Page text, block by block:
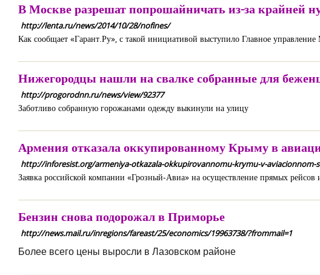
В Москве разрешат попрошайничать из-за крайней
http://lenta.ru/news/2014/10/28/nofines/
Как сообщает «Гарант.Ру», с такой инициативой выступило Главное
Нижегородцы нашли на свалке собранные для
http://progorodnn.ru/news/view/92377
Заботливо собранную горожанами одежду выкинули на улицу
Армения отказала оккупированному Крыму в
http://inforesist.org/armeniya-otkazala-okkupirovannomu-krymu-v-aviacionnom-
Заявка российской компании «Грозный-Авиа» на осуществление прямых
Бензин снова подорожал в Приморье
http://news.mail.ru/inregions/fareast/25/economics/19963738/?frommail=1
Более всего цены выросли в Лазовском районе